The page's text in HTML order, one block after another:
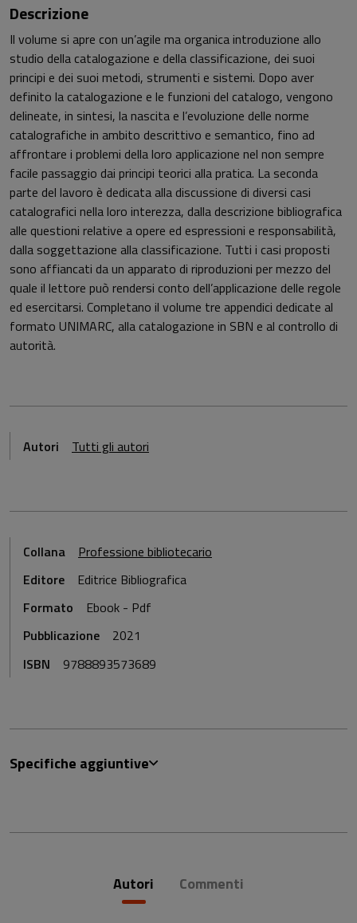
Descrizione
Il volume si apre con un’agile ma organica introduzione allo
studio della catalogazione e della classificazione, dei suoi
principi e dei suoi metodi, strumenti e sistemi. Dopo aver
definito la catalogazione e le funzioni del catalogo, vengono
delineate, in sintesi, la nascita e l’evoluzione delle norme
catalografiche in ambito descrittivo e semantico, fino ad
affrontare i problemi della loro applicazione nel non sempre
facile passaggio dai principi teorici alla pratica. La seconda
parte del lavoro è dedicata alla discussione di diversi casi
catalografici nella loro interezza, dalla descrizione bibliografica
alle questioni relative a opere ed espressioni e responsabilità,
dalla soggettazione alla classificazione. Tutti i casi proposti
sono affiancati da un apparato di riproduzioni per mezzo del
quale il lettore può rendersi conto dell’applicazione delle regole
ed esercitarsi. Completano il volume tre appendici dedicate al
formato UNIMARC, alla catalogazione in SBN e al controllo di
autorità.
Autori Tutti gli autori
Collana
Professione bibliotecario
Editore
Editrice Bibliografica
Formato
Ebook - Pdf
Pubblicazione
2021
ISBN
9788893573689
Specifiche aggiuntive
Autori Commenti